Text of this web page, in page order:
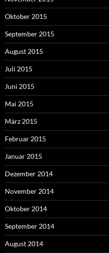
Oktober 2015
September 2015
August 2015
Juli 2015
Juni 2015
Mai 2015
März 2015
Februar 2015
Januar 2015
Dezember 2014
November 2014
Oktober 2014
September 2014
August 2014